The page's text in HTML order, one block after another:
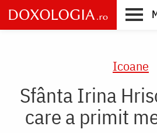
Skip
to
main
Icoane
Sfânta Irina
care a primit